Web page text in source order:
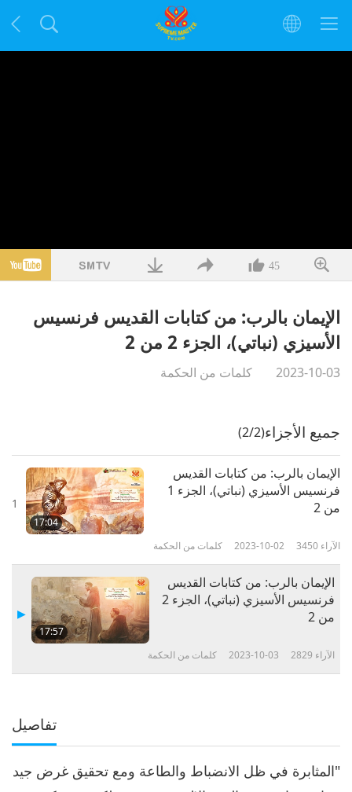
45
الإيمان بالرب: من كتابات القديس فرنسيس
الأسيزي (نباتي)، الجزء 2 من 2
2023-10-03 كلمات من الحكمة
جميع الأجزاء(2/2)
1
17:04
الإيمان بالرب: من كتابات القديس
فرنسيس الأسيزي (نباتي)، الجزء 1
من 2
كلمات من الحكمة 2023-10-02 3450 الآراء
17:57
الإيمان بالرب: من كتابات القديس
فرنسيس الأسيزي (نباتي)، الجزء 2
من 2
كلمات من الحكمة 2023-10-03 2829 الآراء
تفاصيل
"المثابرة في ظل الانضباط والطاعة ومع تحقيق غرض جيد